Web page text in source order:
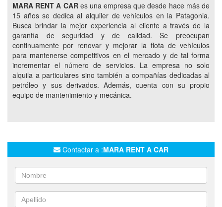
PICK UPS SERVICIOS PETROLEROS
SERVICIOS CORPORATIVOS
PICK UPS INGRESO A YACIMIENTOS PETROLÍFEROS
PROMOCIONES 6X7 DÍAS
PROMOCIÓN CUOTAS SIN INTERÉS
ATENCIÓN PERSONALIZADA
CASINO MAGIC NEUQUEN
MARA RENT A CARes una empresa que desde hace más de
15 años se dedica al alquiler de vehículos en la Patagonia.
Busca brindar la mejor experiencia al cliente a través de la
garantía de seguridad y de calidad. Se preocupan
continuamente por renovar y mejorar la flota de vehículos
para mantenerse competitivos en el mercado y de tal forma
incrementar el número de servicios. La empresa no solo
alquila a particulares sino también a compañías dedicadas al
petróleo y sus derivados. Además, cuenta con su propio
equipo de mantenimiento y mecánica.
Contactar a :MARA RENT A CAR